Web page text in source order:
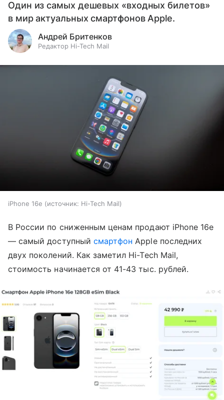
Один из самых дешевых «входных билетов»
в мир актуальных смартфонов Apple.
Андрей Бритенков
Редактор Hi-Tech Mail
iPhone 16e источник: Hi-Tech Mail
В России по сниженным ценам продают iPhone 16e
— самый доступный смартфон Apple последних
двух поколений. Как заметил Hi-Tech Mail,
стоимость начинается от 41-43 тыс. рублей.